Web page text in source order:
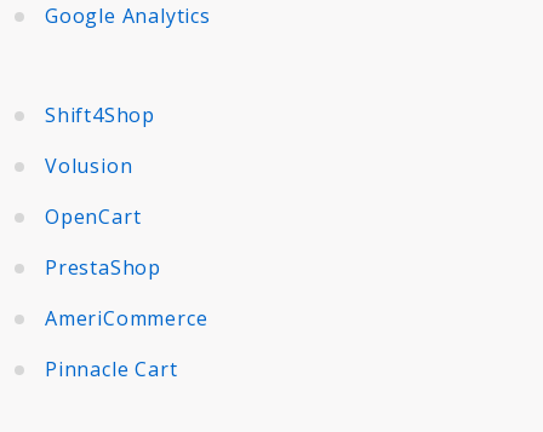
Google Analytics
Shift4Shop
Volusion
OpenCart
PrestaShop
AmeriCommerce
Pinnacle Cart